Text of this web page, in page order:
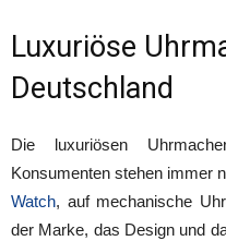
Luxuriöse
Deutschland
Die luxuriösen
Konsumenten stehen immer
Watch, auf mechanische
der Marke, das Design und